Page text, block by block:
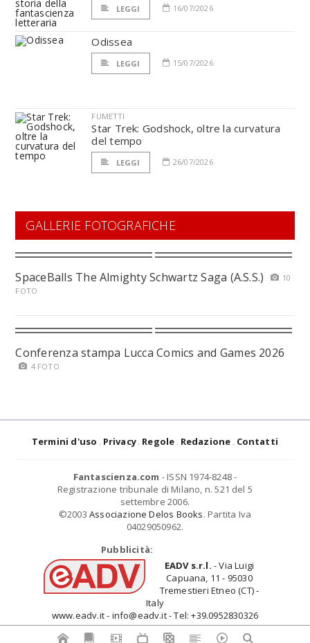
LEGGI 16/07/2026
Odissea
LEGGI 15/07/2026
FUMETTI
Star Trek: Godshock, oltre la curvatura
del tempo
LEGGI 26/07/2026
GALLERIE FOTOGRAFICHE
SpaceBalls The Almighty Schwartz Saga (A.S.S.)
10
FOTO
Conferenza stampa Lucca Comics and Games 2026
4 FOTO
Termini d'uso Privacy Regole Redazione Contatti
Fantascienza.com - ISSN 1974-8248 -
Registrazione tribunale di Milano, n. 521 del 5
settembre 2006.
©2003 Associazione Delos Books. Partita Iva
04029050962.
Pubblicità:
EADV s.r.l. - Via Luigi
Capuana, 11 - 95030
Tremestieri Etneo (CT) -
Italy
www.eadv.it - info@eadv.it - Tel: +39.0952830326